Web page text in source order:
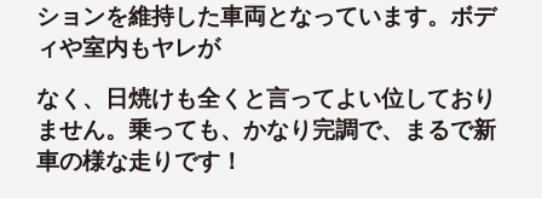
ションを維持した車両となっています。ボデ
ィや室内もヤレが
なく、日焼けも全くと言ってよい位しており
ません。乗っても、かなり完調で、まるで新
車の様な走りです！